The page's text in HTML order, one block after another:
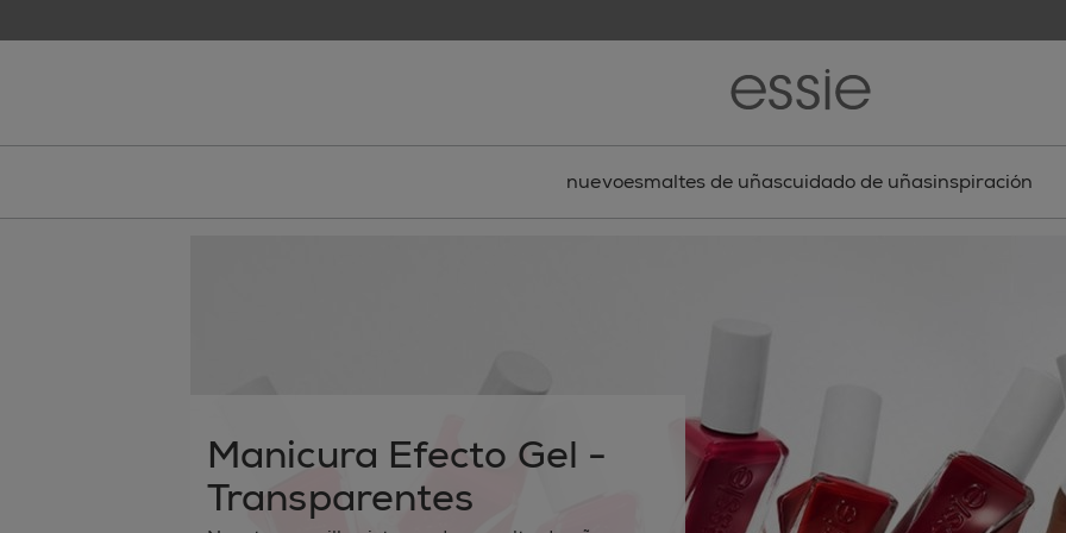
nuevoesmaltes de uñascuidado de uñasinspiración
Manicura Efecto Gel -
Transparentes